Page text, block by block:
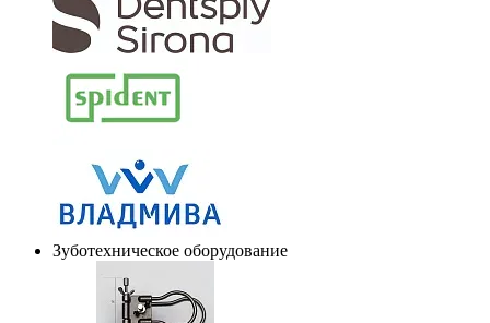
Зуботехническое оборудование